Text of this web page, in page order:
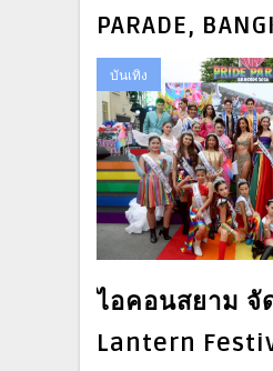
PARADE,
บันเทิง
ไอคอนสยาม จั
Lantern